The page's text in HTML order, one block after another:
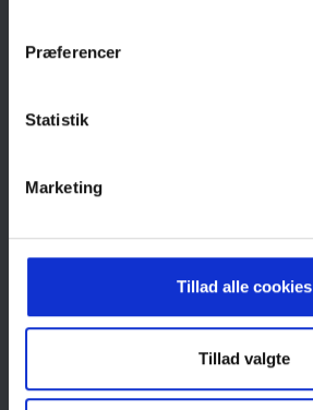
Præferencer
Statistik
Marketing
Tillad alle cookies
Tillad valgte